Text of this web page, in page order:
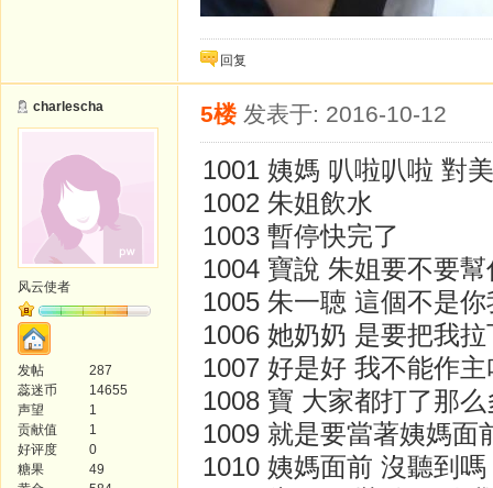
回复
charlescha
风云使者
发帖
287
蕊迷币
14655
声望
1
贡献值
1
好评度
0
糖果
49
5楼 发表于: 2016-10-12
1001 姨媽 叭啦叭啦 對
1002 朱姐飲水
1003 暫停快完了
1004 寶說 朱姐要不要
1005 朱一聴 這個不是
1006 她奶奶 是要把我
1007 好是好 我不能作主
1008 寶 大家都打了那
1009 就是要當著姨媽面
1010 姨媽面前 沒聽到